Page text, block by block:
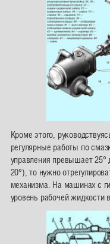
Кроме этого,
регулярные работы по
управления превышает 25°
20°), то нужно
механизма. На машинах с
уровень рабочей жидкости